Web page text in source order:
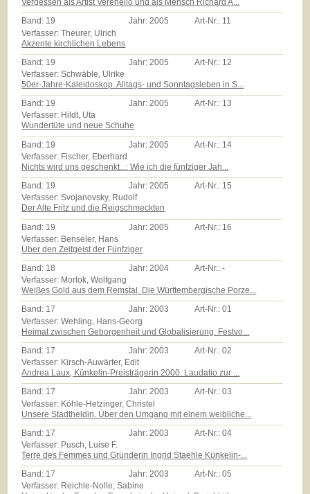
Vergessen als Artist Verenello und als Mensch Richard A...
Band: 19 Jahr:2005 Art-Nr.: 11
Verfasser: Theurer, Ulrich
Akzente kirchlichen Lebens
Band: 19 Jahr:2005 Art-Nr.: 12
Verfasser: Schwäble, Ulrike
50er-Jahre-Kaleidoskop. Alltags- und Sonntagsleben in S...
Band: 19 Jahr:2005 Art-Nr.: 13
Verfasser: Hildt, Uta
Wundertüte und neue Schuhe
Band: 19 Jahr: 2005 Art-Nr.: 14
Verfasser: Fischer, Eberhard
Nichts wird uns geschenkt...: Wie ich die fünfziger Jah...
Band: 19 Jahr:2005 Art-Nr.: 15
Verfasser: Svojanovsky, Rudolf
Der Alte Fritz und die Reigschmeckten
Band: 19 Jahr: 2005 Art-Nr.: 16
Verfasser: Benseler, Hans
Über den Zeitgeist der Fünfziger
Band: 18 Jahr:2004 Art-Nr.:-
Verfasser: Morlok, Wolfgang
Weißes Gold aus dem Remstal. Die Württembergische Porze...
Band: 17 Jahr:2003 Art-Nr.:01
Verfasser: Wehling, Hans-Georg
Heimat zwischen Geborgenheit und Globalisierung. Festvo...
Band: 17 Jahr:2003 Art-Nr.:02
Verfasser: Kirsch-Auwärter, Edit
Andrea Laux, Künkelin-Preisträgerin 2000. Laudatio zur ...
Band: 17 Jahr:2003 Art-Nr.:03
Verfasser: Köhle-Hetzinger, Christel
Unsere Stadtheldin. Über den Umgang mit einem weibliche...
Band: 17 Jahr: 2003 Art-Nr.:04
Verfasser: Pusch, Luise F.
Terre des Femmes und Gründerin Ingrid Staehle Künkelin-...
Band: 17 Jahr:2003 Art-Nr.:05
Verfasser: Reichle-Nolle, Sabine